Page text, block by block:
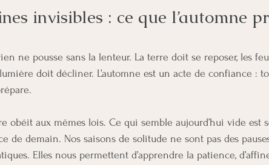
invisibles : ce que l’automne
ne pousse sans la lenteur. La terre doit se reposer, les
doit décliner. L’automne est un acte de confiance :
obéit aux mêmes lois. Ce qui semble aujourd’hui vide est
de demain. Nos saisons de solitude ne sont pas des
Elles nous permettent d’apprendre la patience,